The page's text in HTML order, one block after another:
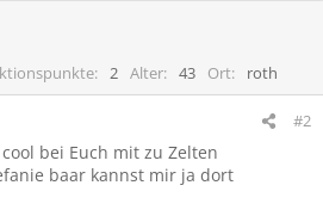
2 Alter 43 Ort roth
#2
bei Euch mit zu Zelten
baar kannst mir ja dort